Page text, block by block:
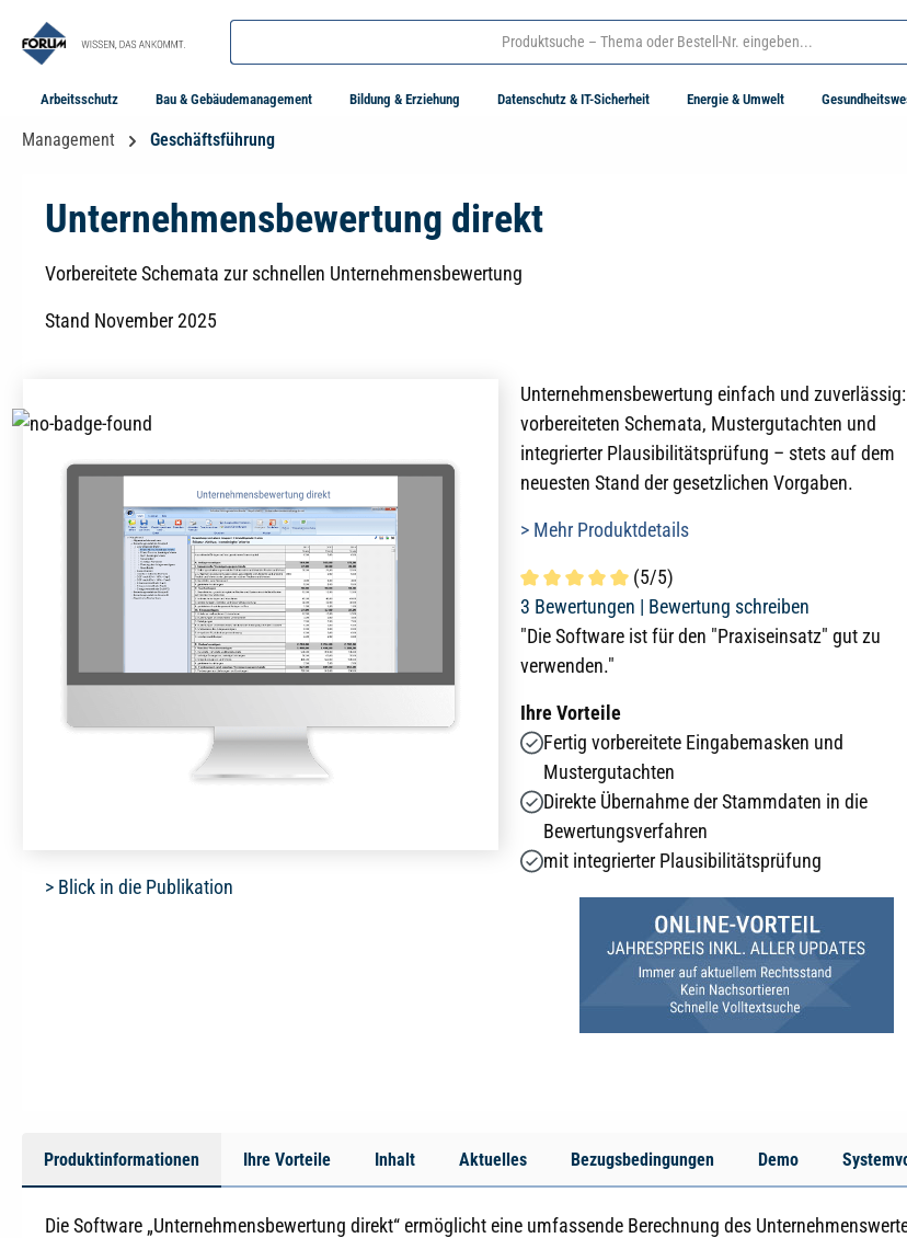
Zur Hauptnavigation springen
Arbeitsschutz Bau & Gebäudemanagement Bildung & Erziehung Datenschutz & IT-Sicherheit Energie & Umwelt
Management Geschäftsführung
Unternehmensbewertung direkt
Vorbereitete Schemata zur schnellen Unternehmensbewertung
Stand November 2025
> Blick in die Publikation
Unternehmensbewertung einfach und
vorbereiteten Schemata, Mustergutachten und
integrierter Plausibilitätsprüfung – stets auf dem
neuesten Stand der gesetzlichen Vorgaben.
> Mehr Produktdetails
Durchschnittliche Bewertung von 5 von 5 Sternen
(5/5)
3 Bewertungen | Bewertung schreiben
"Die Software ist für den "Praxiseinsatz" gut zu
verwenden."
Ihre Vorteile
Fertig vorbereitete Eingabemasken und
Mustergutachten
Direkte Übernahme der Stammdaten in die
Bewertungsverfahren
mit integrierter Plausibilitätsprüfung
Produktinformationen Ihre Vorteile Inhalt Aktuelles Bezugsbedingungen Demo
Die Software „Unternehmensbewertung direkt“ ermöglicht eine umfassende Berechnung des